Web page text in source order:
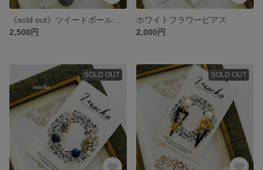
2,500円
ホワイトフラワーピアス
2,000円
SOLD OUT SOLD OUT